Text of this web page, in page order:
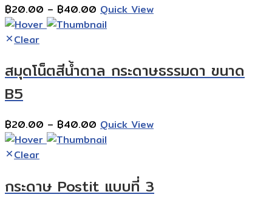
฿20.00 – ฿40.00 Price
range:
฿40.00
Quick View
Clear
สมุดโน็ตสีน้ำตาล กระดาษธรรมดา ขนาด
B5
฿20.00 – ฿40.00 Price
range:
฿40.00
Quick View
Clear
กระดาษ Postit แบบที่ 3